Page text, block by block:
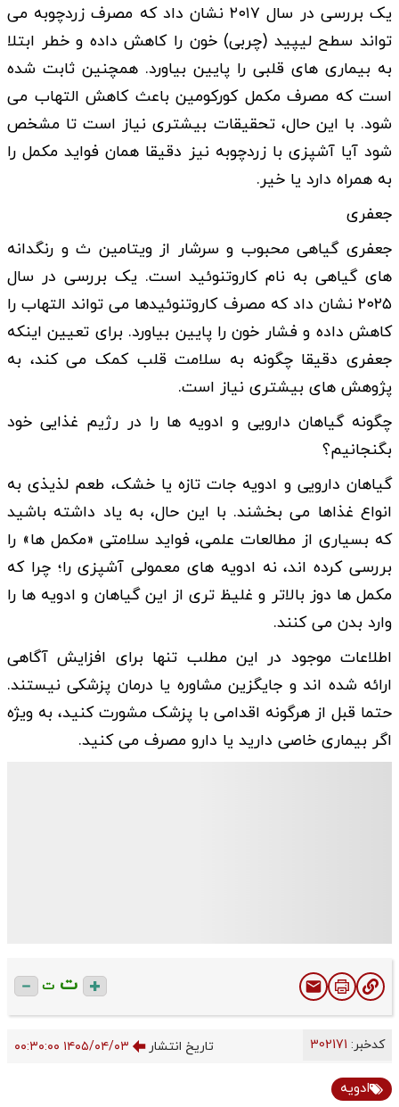
یک بررسی در سال ۲۰۱۷ نشان داد که مصرف زردچوبه می
تواند سطح لیپید (چربی) خون را کاهش داده و خطر ابتلا
به بیماری های قلبی را پایین بیاورد. همچنین ثابت شده
است که مصرف مکمل کورکومین باعث کاهش التهاب می
شود. با این حال، تحقیقات بیشتری نیاز است تا مشخص
شود آیا آشپزی با زردچوبه نیز دقیقا همان فواید مکمل را
به همراه دارد یا خیر.
جعفری
جعفری گیاهی محبوب و سرشار از ویتامین ث و رنگدانه
های گیاهی به نام کاروتنوئید است. یک بررسی در سال
۲۰۲۵ نشان داد که مصرف کاروتنوئیدها می تواند التهاب را
کاهش داده و فشار خون را پایین بیاورد. برای تعیین اینکه
جعفری دقیقا چگونه به سلامت قلب کمک می کند، به
پژوهش های بیشتری نیاز است.
چگونه گیاهان دارویی و ادویه ها را در رژیم غذایی خود
بگنجانیم؟
گیاهان دارویی و ادویه جات تازه یا خشک، طعم لذیذی به
انواع غذاها می بخشند. با این حال، به یاد داشته باشید
که بسیاری از مطالعات علمی، فواید سلامتی «مکمل ها» را
بررسی کرده اند، نه ادویه های معمولی آشپزی را؛ چرا که
مکمل ها دوز بالاتر و غلیظ تری از این گیاهان و ادویه ها را
وارد بدن می کنند.
اطلاعات موجود در این مطلب تنها برای افزایش آگاهی
ارائه شده اند و جایگزین مشاوره یا درمان پزشکی نیستند.
حتما قبل از هرگونه اقدامی با پزشک مشورت کنید، به ویژه
اگر بیماری خاصی دارید یا دارو مصرف می کنید.
ت ت
کدخبر: تاریخ انتشار ۱۴۰۵/۰۴/۰۳ ۰۰:۳۰:۰۰
ادویه